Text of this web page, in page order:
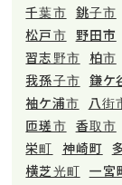
千葉市
銚子市
松戸市
野田市
習志野市
柏市
我孫子市
鎌ケ
袖ケ浦市
八街
匝瑳市
香取市
栄町
神崎町
横芝光町
一宮